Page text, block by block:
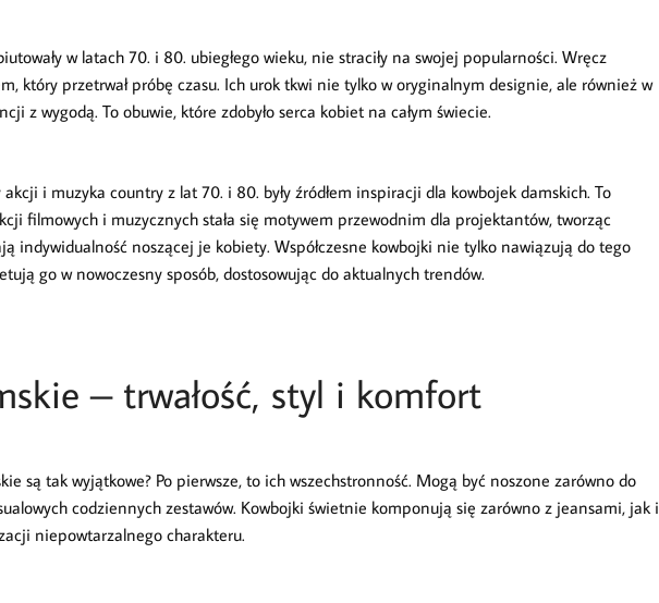
w latach 70. i 80. ubiegłego wieku, nie straciły na swojej popularności. Wręcz
który przetrwał próbę czasu. Ich urok tkwi nie tylko w oryginalnym designie, ale również w
z wygodą. To obuwie, które zdobyło serca kobiet na całym świecie.
i muzyka country z lat 70. i 80. były źródłem inspiracji dla kowbojek damskich. To
filmowych i muzycznych stała się motywem przewodnim dla projektantów, tworząc
indywidualność noszącej je kobiety. Współczesne kowbojki nie tylko nawiązują do tego
go w nowoczesny sposób, dostosowując do aktualnych trendów.
– trwałość, styl i komfort
są tak wyjątkowe? Po pierwsze, to ich wszechstronność. Mogą być noszone zarówno do
codziennych zestawów. Kowbojki świetnie komponują się zarówno z jeansami, jak i
niepowtarzalnego charakteru.